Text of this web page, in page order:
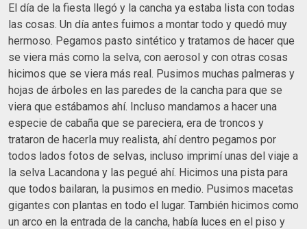
El día de la fiesta llegó y la cancha ya estaba lista con todas
las cosas. Un día antes fuimos a montar todo y quedó muy
hermoso. Pegamos pasto sintético y tratamos de hacer que
se viera más como la selva, con aerosol y con otras cosas
hicimos que se viera más real. Pusimos muchas palmeras y
hojas de árboles en las paredes de la cancha para que se
viera que estábamos ahí. Incluso mandamos a hacer una
especie de cabaña que se pareciera, era de troncos y
trataron de hacerla muy realista, ahí dentro pegamos por
todos lados fotos de selvas, incluso imprimí unas del viaje a
la selva Lacandona y las pegué ahí. Hicimos una pista para
que todos bailaran, la pusimos en medio. Pusimos macetas
gigantes con plantas en todo el lugar. También hicimos como
un arco en la entrada de la cancha, había luces en el piso y